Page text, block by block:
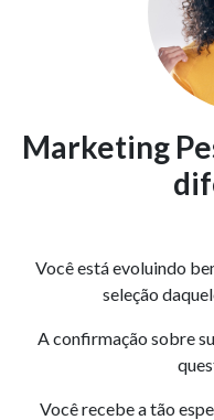
Marketing
Você está evoluindo
seleção
A confirmação sobre
Você recebe a tão